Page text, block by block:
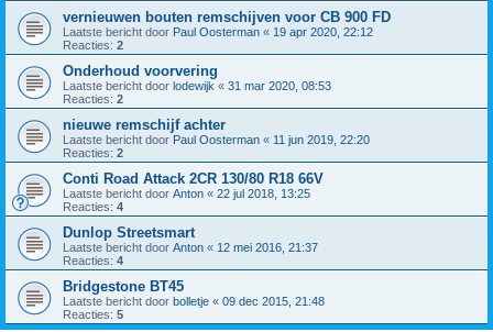
vernieuwen bouten remschijven voor CB 900 FD
Laatste bericht door Paul Oosterman « 19 apr 2020, 22:12
Reacties: 2
Onderhoud voorvering
Laatste bericht door lodewijk « 31 mar 2020, 08:53
Reacties: 2
nieuwe remschijf achter
Laatste bericht door Paul Oosterman « 11 jun 2019, 22:20
Reacties: 2
Conti Road Attack 2CR 130/80 R18 66V
Laatste bericht door Anton « 22 jul 2018, 13:25
Reacties: 4
Dunlop Streetsmart
Laatste bericht door Anton « 12 mei 2016, 21:37
Reacties: 4
Bridgestone BT45
Laatste bericht door bolletje « 09 dec 2015, 21:48
Reacties: 5